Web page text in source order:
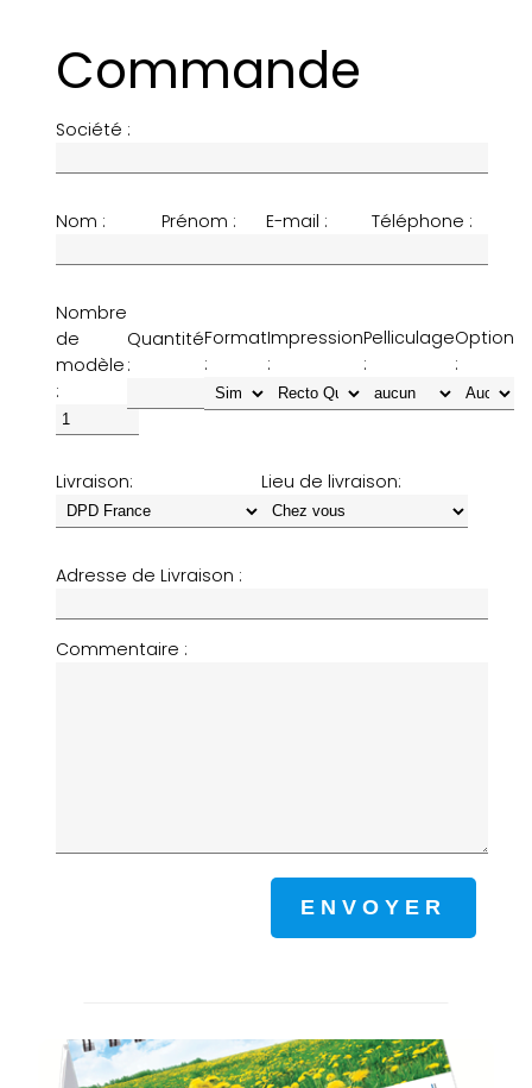
Commande
Société :
Nom : Prénom : E-mail : Téléphone :
Nombre
de
modèle
:
Quantité
:
Format
:
Impression
:
Pelliculage
:
Option
:
Livraison: Lieu de livraison:
Adresse de Livraison :
Commentaire :